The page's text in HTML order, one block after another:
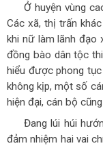
Ở huyện vùng
Các xã, thị trấn
khi nữ làm lãnh đạo
đồng bào dân tộc
hiểu được phong
không kịp, một số
hiện đại, cán bộ
Đang lúi húi
đảm nhiệm hai vai